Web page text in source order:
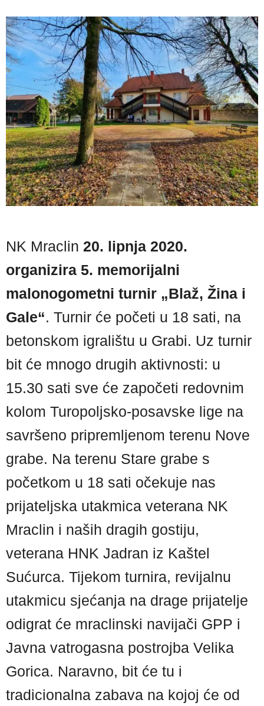
NK Mraclin 20. lipnja 2020.
organizira 5. memorijalni
malonogometni turnir „Blaž, Žina i
Gale“. Turnir će početi u 18 sati, na
betonskom igralištu u Grabi. Uz turnir
bit će mnogo drugih aktivnosti: u
15.30 sati sve će započeti redovnim
kolom Turopoljsko-posavske lige na
savršeno pripremljenom terenu Nove
grabe. Na terenu Stare grabe s
početkom u 18 sati očekuje nas
prijateljska utakmica veterana NK
Mraclin i naših dragih gostiju,
veterana HNK Jadran iz Kaštel
Sućurca. Tijekom turnira, revijalnu
utakmicu sjećanja na drage prijatelje
odigrat će mraclinski navijači GPP i
Javna vatrogasna postrojba Velika
Gorica. Naravno, bit će tu i
tradicionalna zabava na kojoj će od